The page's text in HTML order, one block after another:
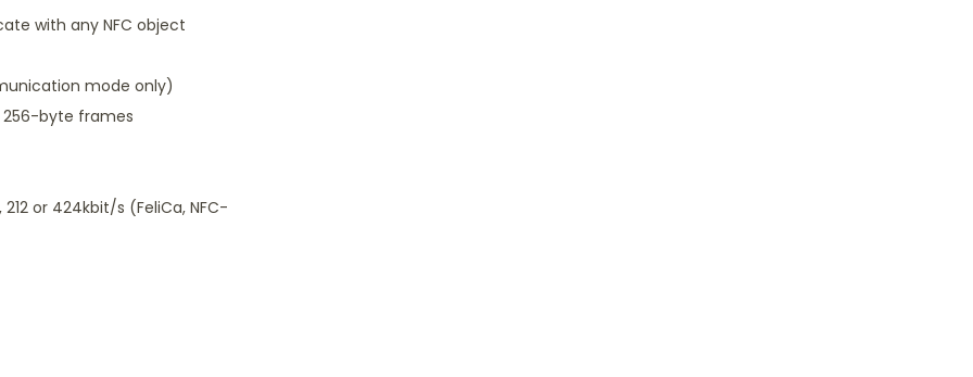
with any NFC object
mode only)
256-byte frames
or 424kbit/s (FeliCa, NFC-